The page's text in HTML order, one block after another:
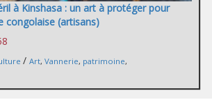
à Kinshasa : un art à protéger pour
congolaise (artisans)
/ Art, Vannerie, patrimoine,